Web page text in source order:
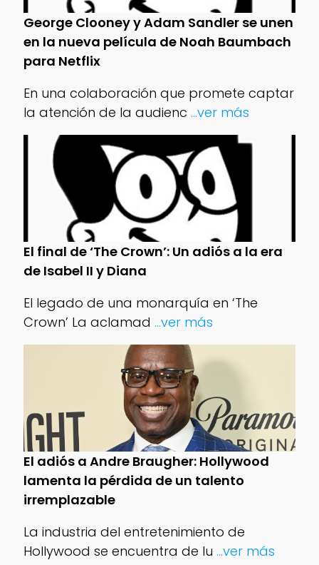
George Clooney y Adam Sandler se unen
en la nueva película de Noah Baumbach
para Netflix
En una colaboración que promete captar
la atención de la audienc ...ver más
El final de ‘The Crown’: Un adiós a la era
de Isabel II y Diana
El legado de una monarquía en ‘The
Crown’ La aclamad ...ver más
El adiós a Andre Braugher: Hollywood
lamenta la pérdida de un talento
irremplazable
La industria del entretenimiento de
Hollywood se encuentra de lu ...ver más